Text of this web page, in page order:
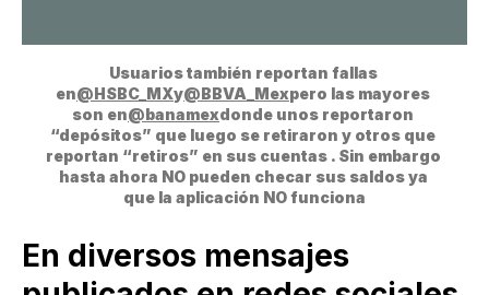
Usuarios también reportan fallas
en@HSBC_MXy@BBVA_Mexpero las mayores
son en@banamexdonde unos reportaron
“depósitos” que luego se retiraron y otros que
reportan “retiros” en sus cuentas . Sin embargo
hasta ahora NO pueden checar sus saldos ya
que la aplicación NO funciona
En diversos mensajes